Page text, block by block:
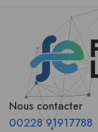
Nous contacter
00228 91917788